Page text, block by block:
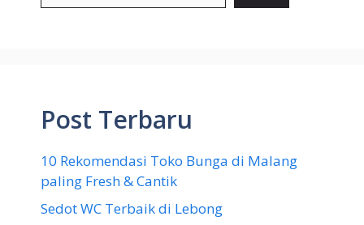
Post Terbaru
10 Rekomendasi Toko Bunga di Malang
paling Fresh & Cantik
Sedot WC Terbaik di Lebong